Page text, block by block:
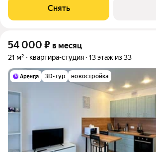
Холодильник Кондиционер Бойлер Дом - панельный, окна
выходят на улицу. В подъезде
Снять
54 000 ₽ в месяц
21 м² квартира-студия 13 этаж из 33
3D-тур новостройка